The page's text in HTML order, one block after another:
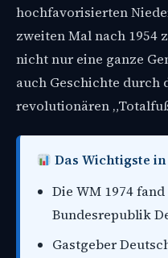
hochfavorisierten
zweiten Mal nach 1954
nicht nur eine ganze
auch Geschichte durch
revolutionären
Das Wichtigste
Die WM 1974
Bundesrepublik
Gastgeber